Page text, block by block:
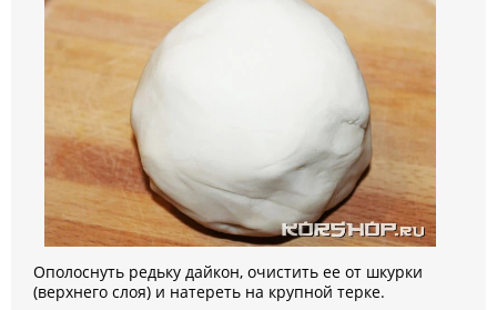
Ополоснуть редьку дайкон, очистить ее от шкурки
(верхнего слоя) и натереть на крупной терке.